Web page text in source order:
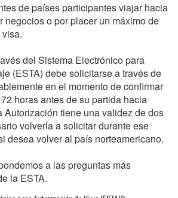
de países participantes viajar hacia
negocios o por placer un máximo de
del Sistema Electrónico para
(ESTA) debe solicitarse a través de
en el momento de confirmar
horas antes de su partida hacia
Autorización tiene una validez de dos
volverla a solicitar durante ese
desea volver al país norteamericano.
a las preguntas más
la ESTA.